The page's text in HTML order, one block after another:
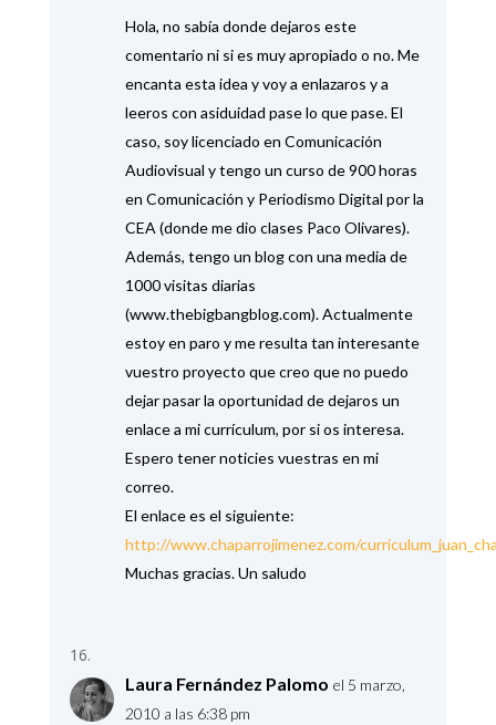
Hola, no sabía donde dejaros este
comentario ni si es muy apropiado o no. Me
encanta esta idea y voy a enlazaros y a
leeros con asiduidad pase lo que pase. El
caso, soy licenciado en Comunicación
Audiovisual y tengo un curso de 900 horas
en Comunicación y Periodismo Digital por la
CEA (donde me dio clases Paco Olivares).
Además, tengo un blog con una media de
1000 visitas diarias
(www.thebigbangblog.com). Actualmente
estoy en paro y me resulta tan interesante
vuestro proyecto que creo que no puedo
dejar pasar la oportunidad de dejaros un
enlace a mi currículum, por si os interesa.
Espero tener noticies vuestras en mi
correo.
El enlace es el siguiente:
http://www.chaparrojimenez.com/
Muchas gracias. Un saludo
Laura Fernández Palomo el 5 marzo,
2010 a las 6:38 pm